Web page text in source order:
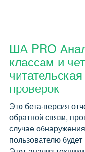
ША PRO
классам и
проверок
Это бета-версия
обратной связи,
случае
пользователю